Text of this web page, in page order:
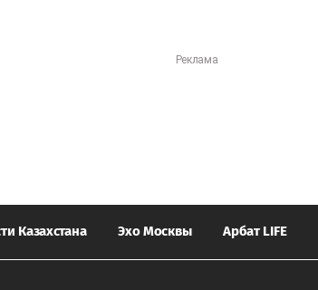
Казахстана Эхо Москвы Арбат LIFE